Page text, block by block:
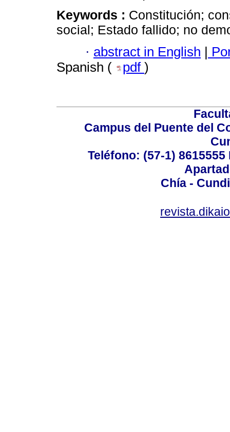
Keywords : Constitución;
social; Estado fallido; no
· abstract in English |
Spanish (
pdf )
Campus del Puente del
Teléfono: (57-1)
Chía -